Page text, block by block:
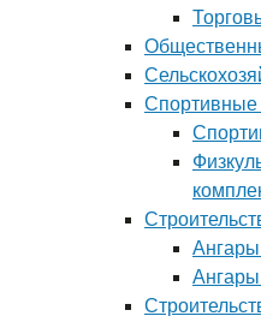
Спортивные
Ангары
Ангары